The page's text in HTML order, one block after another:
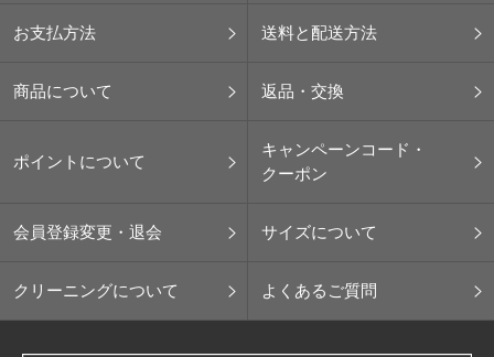
お支払方法 送料と配送方法
商品について 返品・交換
ポイントについて
キャンペーンコード・
クーポン
会員登録変更・退会 サイズについて
クリーニングについて よくあるご質問